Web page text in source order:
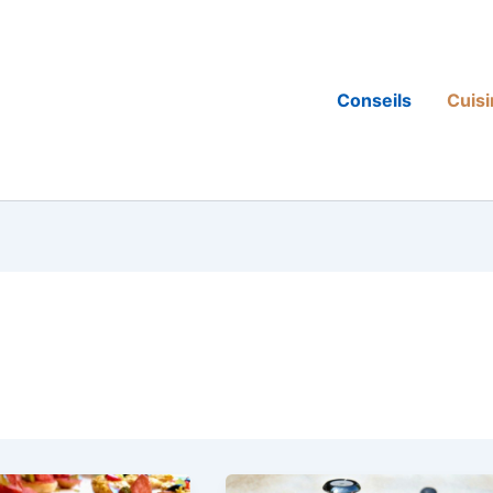
Conseils